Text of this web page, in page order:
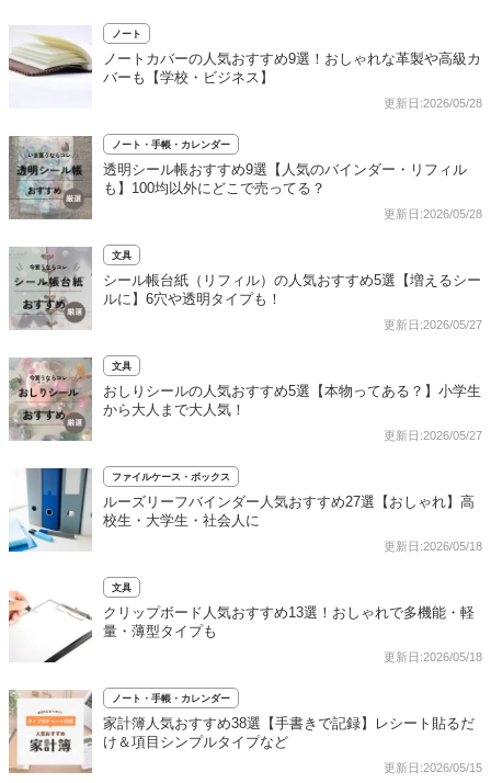
ノート
ノートカバーの人気おすすめ9選！おしゃれな革製や高級カ
バーも【学校・ビジネス】
更新日:2026/05/28
ノート・手帳・カレンダー
透明シール帳おすすめ9選【人気のバインダー・リフィル
も】100均以外にどこで売ってる？
更新日:2026/05/28
文具
シール帳台紙（リフィル）の人気おすすめ5選【増えるシー
ルに】6穴や透明タイプも！
更新日:2026/05/27
文具
おしりシールの人気おすすめ5選【本物ってある？】小学生
から大人まで大人気！
更新日:2026/05/27
ファイルケース・ボックス
ルーズリーフバインダー人気おすすめ27選【おしゃれ】高
校生・大学生・社会人に
更新日:2026/05/18
文具
クリップボード人気おすすめ13選！おしゃれで多機能・軽
量・薄型タイプも
更新日:2026/05/18
ノート・手帳・カレンダー
家計簿人気おすすめ38選【手書きで記録】レシート貼るだ
け＆項目シンプルタイプなど
更新日:2026/05/15